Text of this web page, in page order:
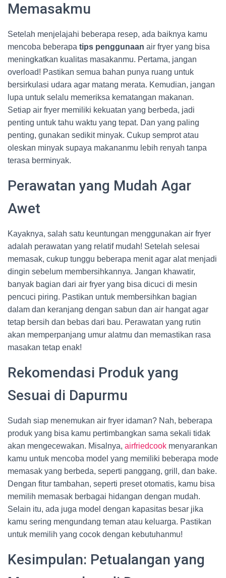
Memasakmu
Setelah menjelajahi beberapa resep, ada baiknya kamu
mencoba beberapa tips penggunaan air fryer yang bisa
meningkatkan kualitas masakanmu. Pertama, jangan
overload! Pastikan semua bahan punya ruang untuk
bersirkulasi udara agar matang merata. Kemudian, jangan
lupa untuk selalu memeriksa kematangan makanan.
Setiap air fryer memiliki kekuatan yang berbeda, jadi
penting untuk tahu waktu yang tepat. Dan yang paling
penting, gunakan sedikit minyak. Cukup semprot atau
oleskan minyak supaya makananmu lebih renyah tanpa
terasa berminyak.
Perawatan yang Mudah Agar
Awet
Kayaknya, salah satu keuntungan menggunakan air fryer
adalah perawatan yang relatif mudah! Setelah selesai
memasak, cukup tunggu beberapa menit agar alat menjadi
dingin sebelum membersihkannya. Jangan khawatir,
banyak bagian dari air fryer yang bisa dicuci di mesin
pencuci piring. Pastikan untuk membersihkan bagian
dalam dan keranjang dengan sabun dan air hangat agar
tetap bersih dan bebas dari bau. Perawatan yang rutin
akan memperpanjang umur alatmu dan memastikan rasa
masakan tetap enak!
Rekomendasi Produk yang
Sesuai di Dapurmu
Sudah siap menemukan air fryer idaman? Nah, beberapa
produk yang bisa kamu pertimbangkan sama sekali tidak
akan mengecewakan. Misalnya, airfriedcook menyarankan
kamu untuk mencoba model yang memiliki beberapa mode
memasak yang berbeda, seperti panggang, grill, dan bake.
Dengan fitur tambahan, seperti preset otomatis, kamu bisa
memilih memasak berbagai hidangan dengan mudah.
Selain itu, ada juga model dengan kapasitas besar jika
kamu sering mengundang teman atau keluarga. Pastikan
untuk memilih yang cocok dengan kebutuhanmu!
Kesimpulan: Petualangan yang